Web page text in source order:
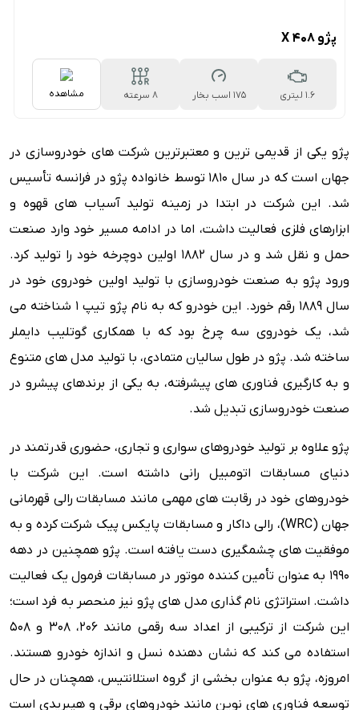
پژو 408 X
1.6 لیتری 175 اسب بخار
۸ سرعته
مشاهده
پژو یکی از قدیمی ترین و معتبرترین شرکت های خودروسازی در
جهان است که در سال ۱۸۱۰ توسط خانواده پژو در فرانسه تأسیس
شد. این شرکت در ابتدا در زمینه تولید آسیاب های قهوه و
ابزارهای فلزی فعالیت داشت، اما در ادامه مسیر خود وارد صنعت
حمل و نقل شد و در سال ۱۸۸۲ اولین دوچرخه خود را تولید کرد.
ورود پژو به صنعت خودروسازی با تولید اولین خودروی خود در
سال ۱۸۸۹ رقم خورد. این خودرو که به نام پژو تیپ ۱ شناخته می
شد، یک خودروی سه چرخ بود که با همکاری گوتلیب دایملر
ساخته شد. پژو در طول سالیان متمادی، با تولید مدل های متنوع
و به کارگیری فناوری های پیشرفته، به یکی از برندهای پیشرو در
صنعت خودروسازی تبدیل شد.
پژو علاوه بر تولید خودروهای سواری و تجاری، حضوری قدرتمند در
دنیای مسابقات اتومبیل رانی داشته است. این شرکت با
خودروهای خود در رقابت های مهمی مانند مسابقات رالی قهرمانی
جهان (WRC)، رالی داکار و مسابقات پایکس پیک شرکت کرده و به
موفقیت های چشمگیری دست یافته است. پژو همچنین در دهه
۱۹۹۰ به عنوان تأمین کننده موتور در مسابقات فرمول یک فعالیت
داشت. استراتژی نام گذاری مدل های پژو نیز منحصر به فرد است؛
این شرکت از ترکیبی از اعداد سه رقمی مانند ۲۰۶، ۳۰۸ و ۵۰۸
استفاده می کند که نشان دهنده نسل و اندازه خودرو هستند.
امروزه، پژو به عنوان بخشی از گروه استلانتیس، همچنان در حال
توسعه فناوری های نوین مانند خودروهای برقی و هیبریدی است